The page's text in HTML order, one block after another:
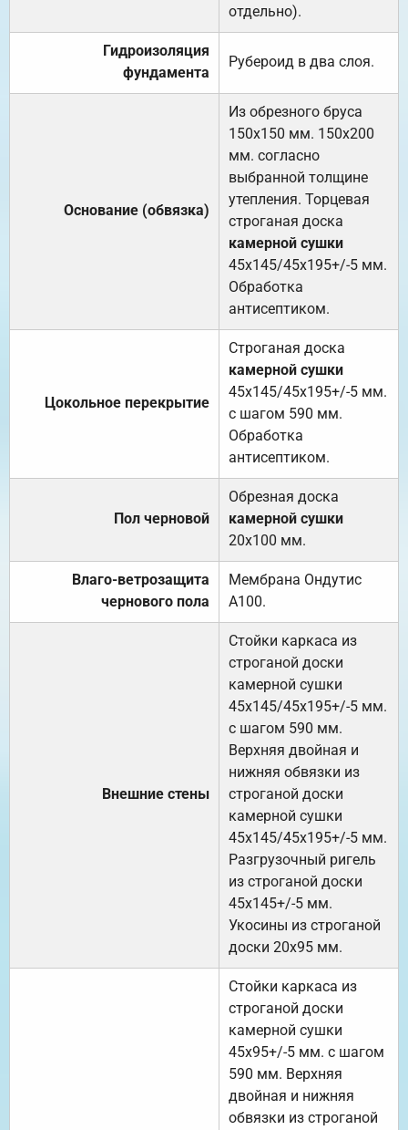
отдельно).
Гидроизоляция
фундамента
Рубероид в два слоя.
Основание (обвязка)
Из обрезного бруса
150х150 мм. 150х200
мм. согласно
выбранной толщине
утепления. Торцевая
строганая доска
камерной сушки
45х145/45х195+/-5 мм.
Обработка
антисептиком.
Цокольное перекрытие
Строганая доска
камерной сушки
45х145/45х195+/-5 мм.
с шагом 590 мм.
Обработка
антисептиком.
Пол черновой
Обрезная доска
камерной сушки
20х100 мм.
Влаго-ветрозащита
чернового пола
Мембрана Ондутис
А100.
Внешние стены
Стойки каркаса из
строганой доски
камерной сушки
45х145/45х195+/-5 мм.
с шагом 590 мм.
Верхняя двойная и
нижняя обвязки из
строганой доски
камерной сушки
45х145/45х195+/-5 мм.
Разгрузочный ригель
из строганой доски
45х145+/-5 мм.
Укосины из строганой
доски 20х95 мм.
Стойки каркаса из
строганой доски
камерной сушки
45х95+/-5 мм. с шагом
590 мм. Верхняя
двойная и нижняя
обвязки из строганой